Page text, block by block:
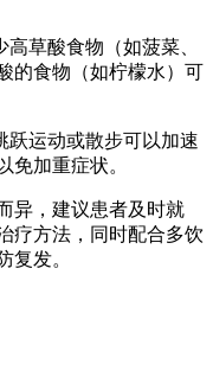
草酸食物（如菠菜、
的食物（如柠檬水）可
跃运动或散步可以加速
免加重症状。
异，建议患者及时就
疗方法，同时配合多饮
复发。